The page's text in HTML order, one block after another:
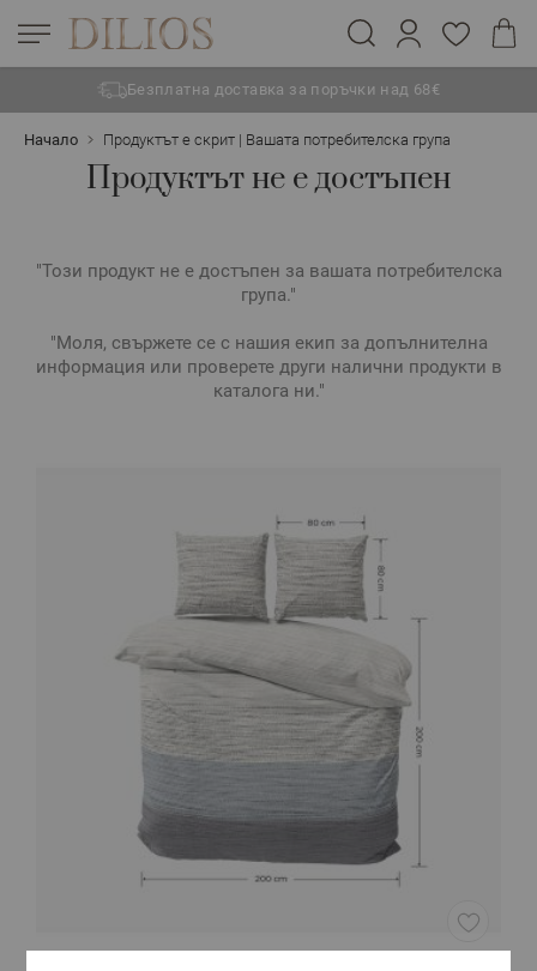
Безплатна доставка за поръчки над 68€
Начало Продуктът е скрит | Вашата потребителска група
Продуктът не е достъпен
"Този продукт не е достъпен за вашата потребителска
група."
"Моля, свържете се с нашия екип за допълнителна
информация или проверете други налични продукти в
каталога ни."